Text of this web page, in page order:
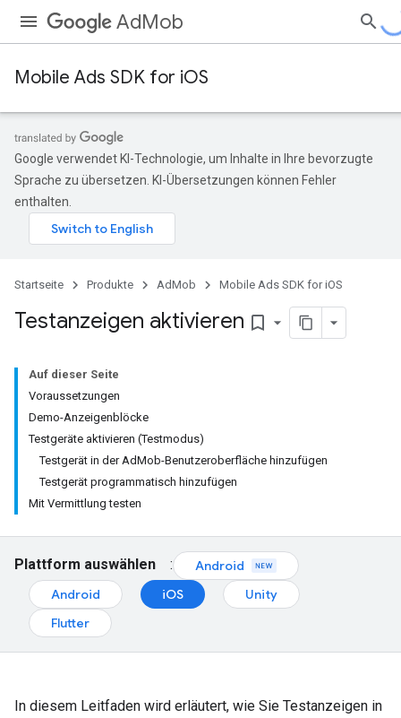
AdMob
Mobile Ads SDK for iOS
Google verwendet KI-Technologie, um Inhalte in Ihre bevorzugte
Sprache zu übersetzen. KI-Übersetzungen können Fehler
enthalten.
Startseite Produkte AdMob Mobile Ads SDK for iOS
Testanzeigen aktivieren bookmark_border
Auf dieser Seite
Voraussetzungen
Demo-Anzeigenblöcke
Testgeräte aktivieren (Testmodus)
Testgerät in der AdMob-Benutzeroberfläche hinzufügen
Testgerät programmatisch hinzufügen
Mit Vermittlung testen
Plattform auswählen :
Android
Android
iOS
Unity
Flutter
In diesem Leitfaden wird erläutert, wie Sie Testanzeigen in